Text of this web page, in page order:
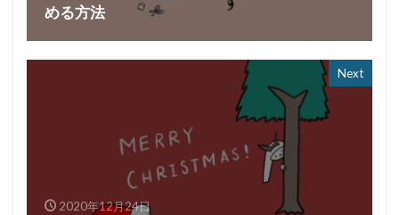
める方法
Next
2020年12月24日